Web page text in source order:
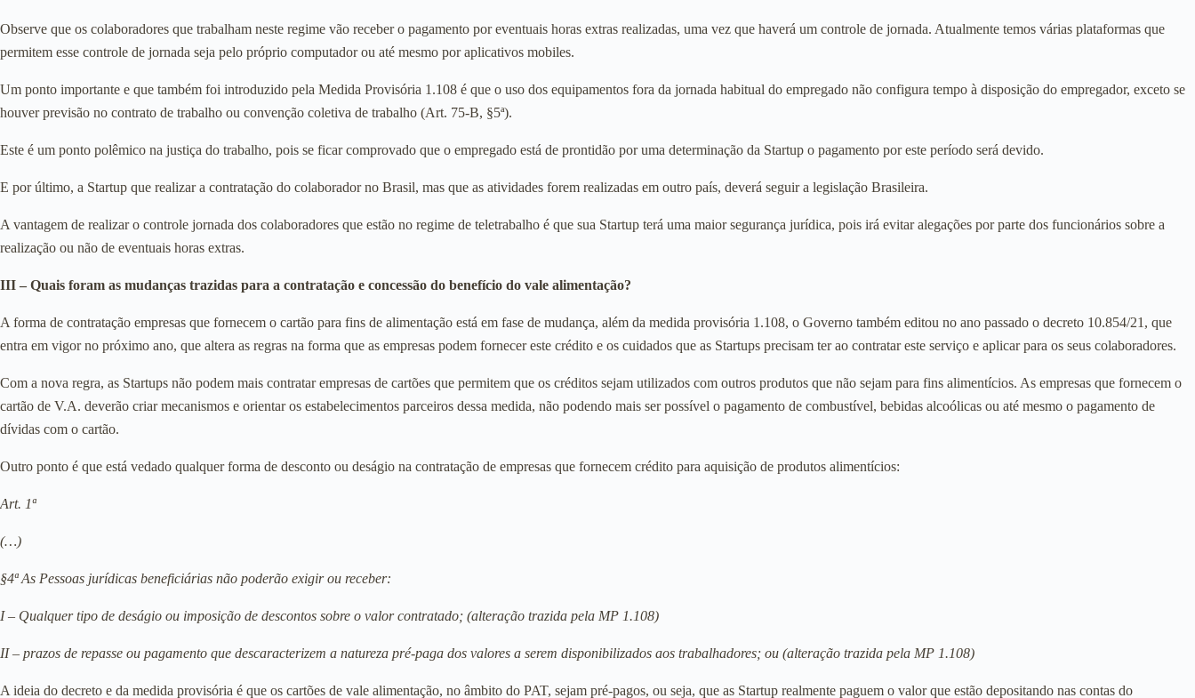
Observe que os colaboradores que trabalham neste regime vão receber o pagamento por eventuais horas extras realizadas, uma vez que haverá um controle de jornada. Atualmente temos várias plataformas que
permitem esse controle de jornada seja pelo próprio computador ou até mesmo por aplicativos mobiles.
Um ponto importante e que também foi introduzido pela Medida Provisória 1.108 é que o uso dos equipamentos fora da jornada habitual do empregado não configura tempo à disposição do empregador, exceto se
houver previsão no contrato de trabalho ou convenção coletiva de trabalho (Art. 75-B, §5ª).
Este é um ponto polêmico na justiça do trabalho, pois se ficar comprovado que o empregado está de prontidão por uma determinação da Startup o pagamento por este período será devido.
E por último, a Startup que realizar a contratação do colaborador no Brasil, mas que as atividades forem realizadas em outro país, deverá seguir a legislação Brasileira.
A vantagem de realizar o controle jornada dos colaboradores que estão no regime de teletrabalho é que sua Startup terá uma maior segurança jurídica, pois irá evitar alegações por parte dos funcionários sobre a
realização ou não de eventuais horas extras.
III – Quais foram as mudanças trazidas para a contratação e concessão do benefício do vale alimentação?
A forma de contratação empresas que fornecem o cartão para fins de alimentação está em fase de mudança, além da medida provisória 1.108, o Governo também editou no ano passado o decreto 10.854/21, que
entra em vigor no próximo ano, que altera as regras na forma que as empresas podem fornecer este crédito e os cuidados que as Startups precisam ter ao contratar este serviço e aplicar para os seus colaboradores.
Com a nova regra, as Startups não podem mais contratar empresas de cartões que permitem que os créditos sejam utilizados com outros produtos que não sejam para fins alimentícios. As empresas que fornecem o
cartão de V.A. deverão criar mecanismos e orientar os estabelecimentos parceiros dessa medida, não podendo mais ser possível o pagamento de combustível, bebidas alcoólicas ou até mesmo o pagamento de
dívidas com o cartão.
Outro ponto é que está vedado qualquer forma de desconto ou deságio na contratação de empresas que fornecem crédito para aquisição de produtos alimentícios:
Art. 1ª
(…)
§4ª As Pessoas jurídicas beneficiárias não poderão exigir ou receber:
I – Qualquer tipo de deságio ou imposição de descontos sobre o valor contratado; (alteração trazida pela MP 1.108)
II – prazos de repasse ou pagamento que descaracterizem a natureza pré-paga dos valores a serem disponibilizados aos trabalhadores; ou (alteração trazida pela MP 1.108)
A ideia do decreto e da medida provisória é que os cartões de vale alimentação, no âmbito do PAT, sejam pré-pagos, ou seja, que as Startup realmente paguem o valor que estão depositando nas contas do